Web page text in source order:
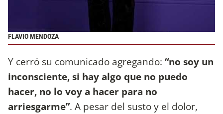
FLAVIO MENDOZA
Y cerró su comunicado agregando: “no soy un
inconsciente, si hay algo que no puedo
hacer, no lo voy a hacer para no
arriesgarme”. A pesar del susto y el dolor,